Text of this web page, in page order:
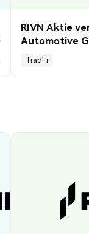
RIVN Aktie
Automotive
TradFi